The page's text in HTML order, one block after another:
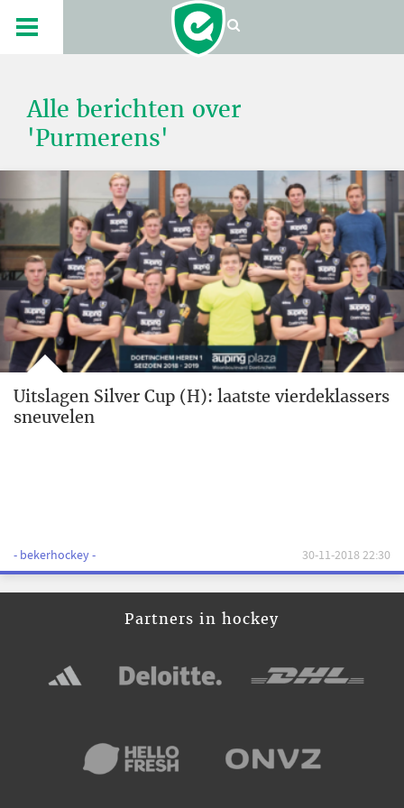
Alle berichten over
'Purmerens'
Uitslagen Silver Cup (H): laatste vierdeklassers
sneuvelen
- bekerhockey - 30-11-2018 22:30
Partners in hockey